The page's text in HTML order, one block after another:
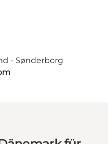
- Sønderborg